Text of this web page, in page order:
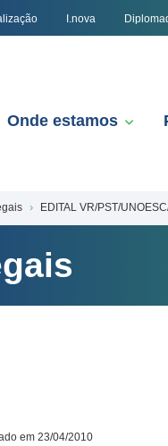
I.nova
Onde estamos
EDITAL VR/PST/
em 23/04/2010